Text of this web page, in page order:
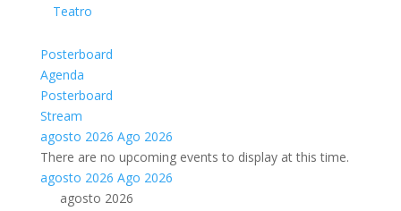
Teatro
Posterboard
Agenda
Posterboard
Stream
agosto 2026 Ago 2026
There are no upcoming events to display at this time.
agosto 2026 Ago 2026
agosto 2026